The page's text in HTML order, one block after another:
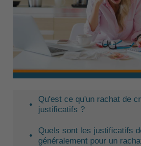
Qu'est ce qu'un rachat de
justificatifs ?
Quels sont les justificatifs
généralement pour un